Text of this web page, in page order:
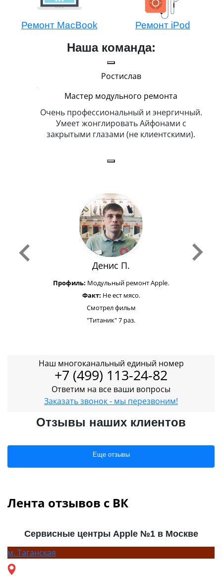
Ремонт MacBook Ремонт iPod
Наша команда:
Ростислав
Мастер модульного ремонта
Очень профессиональный и энергичный.
Умеет жонглировать Айфонами с
закрытыми глазами (не клиентскими).
Денис П.
Профиль: Модульный ремонт Apple.
Факт: Не ест мясо.
Смотрел фильм
"Титаник" 7 раз.
Наш многоканальный единый номер
+7 (499) 113-24-82
Ответим на все ваши вопросы
Заказать звонок - мы перезвоним!
Отзывы наших клиентов
Еще отзывы
Лента отзывов с ВК
Сервисные центры Apple №1 в Москве
м. Таганская